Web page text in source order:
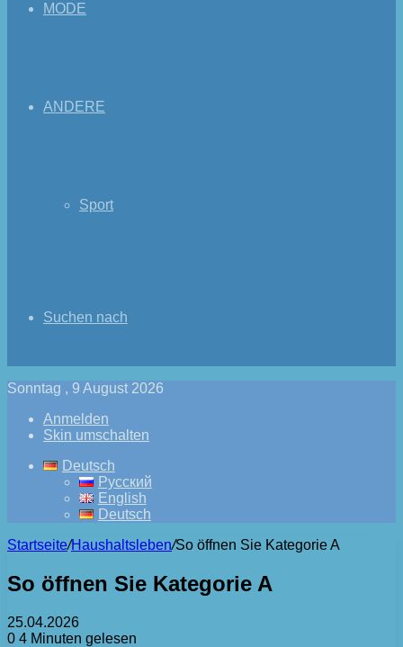
MODE
ANDERE
Sport
Suchen nach
Sonntag , 9 August 2026
Anmelden
Skin umschalten
Deutsch
Русский
English
Deutsch
Startseite/Haushaltsleben/So öffnen Sie Kategorie A
So öffnen Sie Kategorie A
25.04.2026
0 4 Minuten gelesen